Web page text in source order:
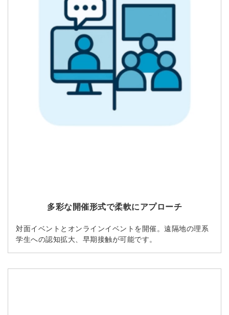
多彩な開催形式で柔軟にアプローチ
対面イベントとオンラインイベントを開催。遠隔地の理系
学生への認知拡大、早期接触が可能です。